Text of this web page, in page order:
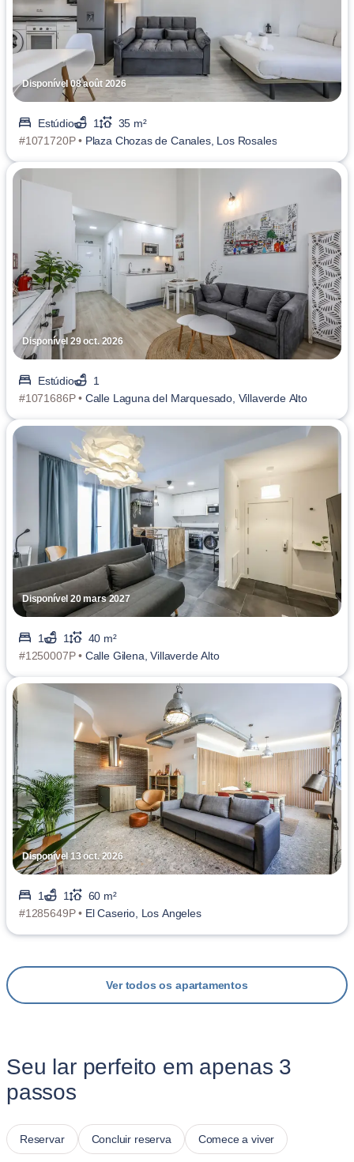
Disponível 08 août 2026
Estúdio 1
35 m²
#1071720P • Plaza Chozas de Canales, Los Rosales
Disponível 29 oct. 2026
Estúdio
1
#1071686P • Calle Laguna del Marquesado, Villaverde Alto
Disponível 20 mars 2027
1 1
40 m²
#1250007P • Calle Gilena, Villaverde Alto
Disponível 13 oct. 2026
1 1
60 m²
#1285649P • El Caserio, Los Angeles
Ver todos os apartamentos
Seu lar perfeito em apenas 3
passos
Reservar Concluir reserva Comece a viver